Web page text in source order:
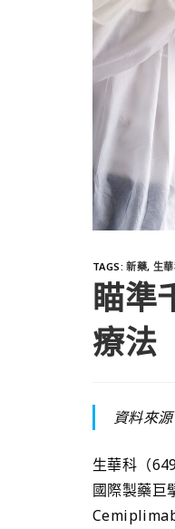
TAGS:新藥, 生
瞄準
療法
資料來
生華科（
國際製藥巨